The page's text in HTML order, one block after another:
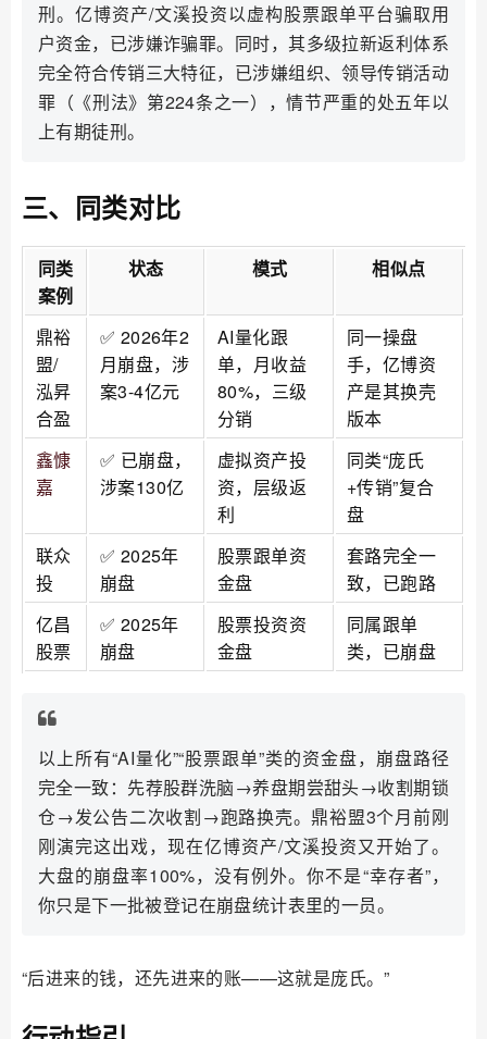
刑。亿博资产/文溪投资以虚构股票跟单平台骗取用
户资金，已涉嫌诈骗罪。同时，其多级拉新返利体系
完全符合传销三大特征，已涉嫌组织、领导传销活动
罪（《刑法》第224条之一），情节严重的处五年以
上有期徒刑。
三、同类对比
同类
案例
状态 模式 相似点
鼎裕
盟/
泓昇
合盈
✅ 2026年2
月崩盘，涉
案3-4亿元
AI量化跟
单，月收益
80%，三级
分销
同一操盘
手，亿博资
产是其换壳
版本
鑫慷
嘉
✅ 已崩盘，
涉案130亿
虚拟资产投
资，层级返
利
同类“庞氏
+传销”复合
盘
联众
投
✅ 2025年
崩盘
股票跟单资
金盘
套路完全一
致，已跑路
亿昌
股票
✅ 2025年
崩盘
股票投资资
金盘
同属跟单
类，已崩盘
以上所有“AI量化”“股票跟单”类的资金盘，崩盘路径
完全一致：先荐股群洗脑→养盘期尝甜头→收割期锁
仓→发公告二次收割→跑路换壳。鼎裕盟3个月前刚
刚演完这出戏，现在亿博资产/文溪投资又开始了。
大盘的崩盘率100%，没有例外。你不是“幸存者”，
你只是下一批被登记在崩盘统计表里的一员。
“后进来的钱，还先进来的账——这就是庞氏。”